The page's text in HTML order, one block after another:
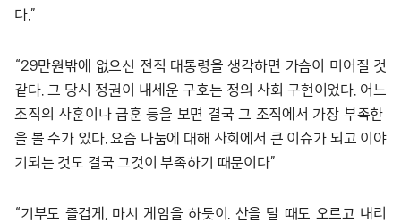
다.”
“29만원밖에 없으신 전직 대통령을 생각하면 가슴이 미어질 것
같다. 그 당시 정권이 내세운 구호는 정의 사회 구현이었다. 어느
조직의 사훈이나 급훈 등을 보면 결국 그 조직에서 가장 부족한
을 볼 수가 있다. 요즘 나눔에 대해 사회에서 큰 이슈가 되고 이야
기되는 것도 결국 그것이 부족하기 때문이다”
“기부도 즐겁게, 마치 게임을 하듯이. 산을 탈 때도 오르고 내리